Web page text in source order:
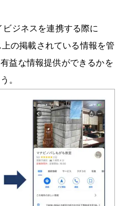
ジネスを連携する際に
の掲載されている情報を管
益な情報提供ができるかを
。